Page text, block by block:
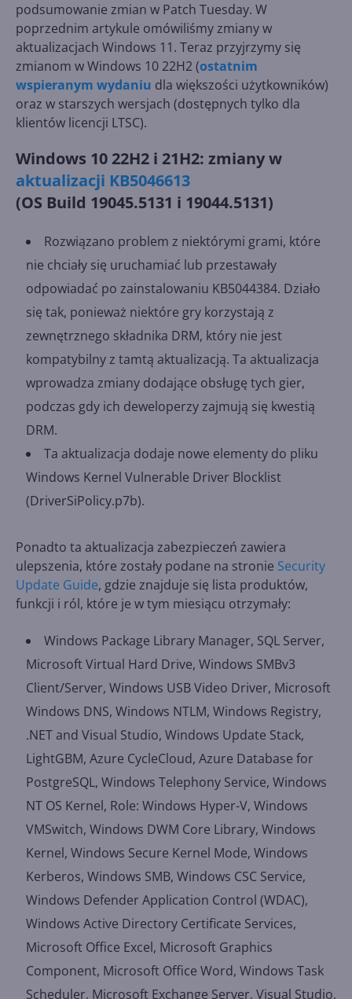
podsumowanie zmian w Patch Tuesday. W
poprzednim artykule omówiliśmy zmiany w
aktualizacjach Windows 11. Teraz przyjrzymy się
zmianom w Windows 10 22H2 (ostatnim
wspieranym wydaniu dla większości użytkowników)
oraz w starszych wersjach (dostępnych tylko dla
klientów licencji LTSC).
Windows 10 22H2 i 21H2: zmiany w
aktualizacji KB5046613
(OS Build 19045.5131 i 19044.5131)
Rozwiązano problem z niektórymi grami, które
nie chciały się uruchamiać lub przestawały
odpowiadać po zainstalowaniu KB5044384. Działo
się tak, ponieważ niektóre gry korzystają z
zewnętrznego składnika DRM, który nie jest
kompatybilny z tamtą aktualizacją. Ta aktualizacja
wprowadza zmiany dodające obsługę tych gier,
podczas gdy ich deweloperzy zajmują się kwestią
DRM.
Ta aktualizacja dodaje nowe elementy do pliku
Windows Kernel Vulnerable Driver Blocklist
(DriverSiPolicy.p7b).
Ponadto ta aktualizacja zabezpieczeń zawiera
ulepszenia, które zostały podane na stronie Security
Update Guide, gdzie znajduje się lista produktów,
funkcji i ról, które je w tym miesiącu otrzymały:
Windows Package Library Manager, SQL Server,
Microsoft Virtual Hard Drive, Windows SMBv3
Client/Server, Windows USB Video Driver, Microsoft
Windows DNS, Windows NTLM, Windows Registry,
.NET and Visual Studio, Windows Update Stack,
LightGBM, Azure CycleCloud, Azure Database for
PostgreSQL, Windows Telephony Service, Windows
NT OS Kernel, Role: Windows Hyper-V, Windows
VMSwitch, Windows DWM Core Library, Windows
Kernel, Windows Secure Kernel Mode, Windows
Kerberos, Windows SMB, Windows CSC Service,
Windows Defender Application Control (WDAC),
Windows Active Directory Certificate Services,
Microsoft Office Excel, Microsoft Graphics
Component, Microsoft Office Word, Windows Task
Scheduler, Microsoft Exchange Server, Visual Studio,